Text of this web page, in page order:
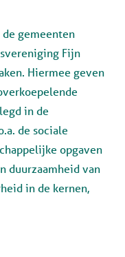
de gemeenten
Fijn
Hiermee geven
in de
de sociale
opgaven
duurzaamheid van
in de kernen,